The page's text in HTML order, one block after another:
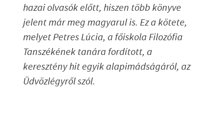
hazai olvasók előtt, hiszen több könyve
jelent már meg magyarul is. Ez a kötete,
melyet Petres Lúcia, a főiskola Filozófia
Tanszékének tanára fordított, a
keresztény hit egyik alapimádságáról, az
Üdvözlégyről szól.